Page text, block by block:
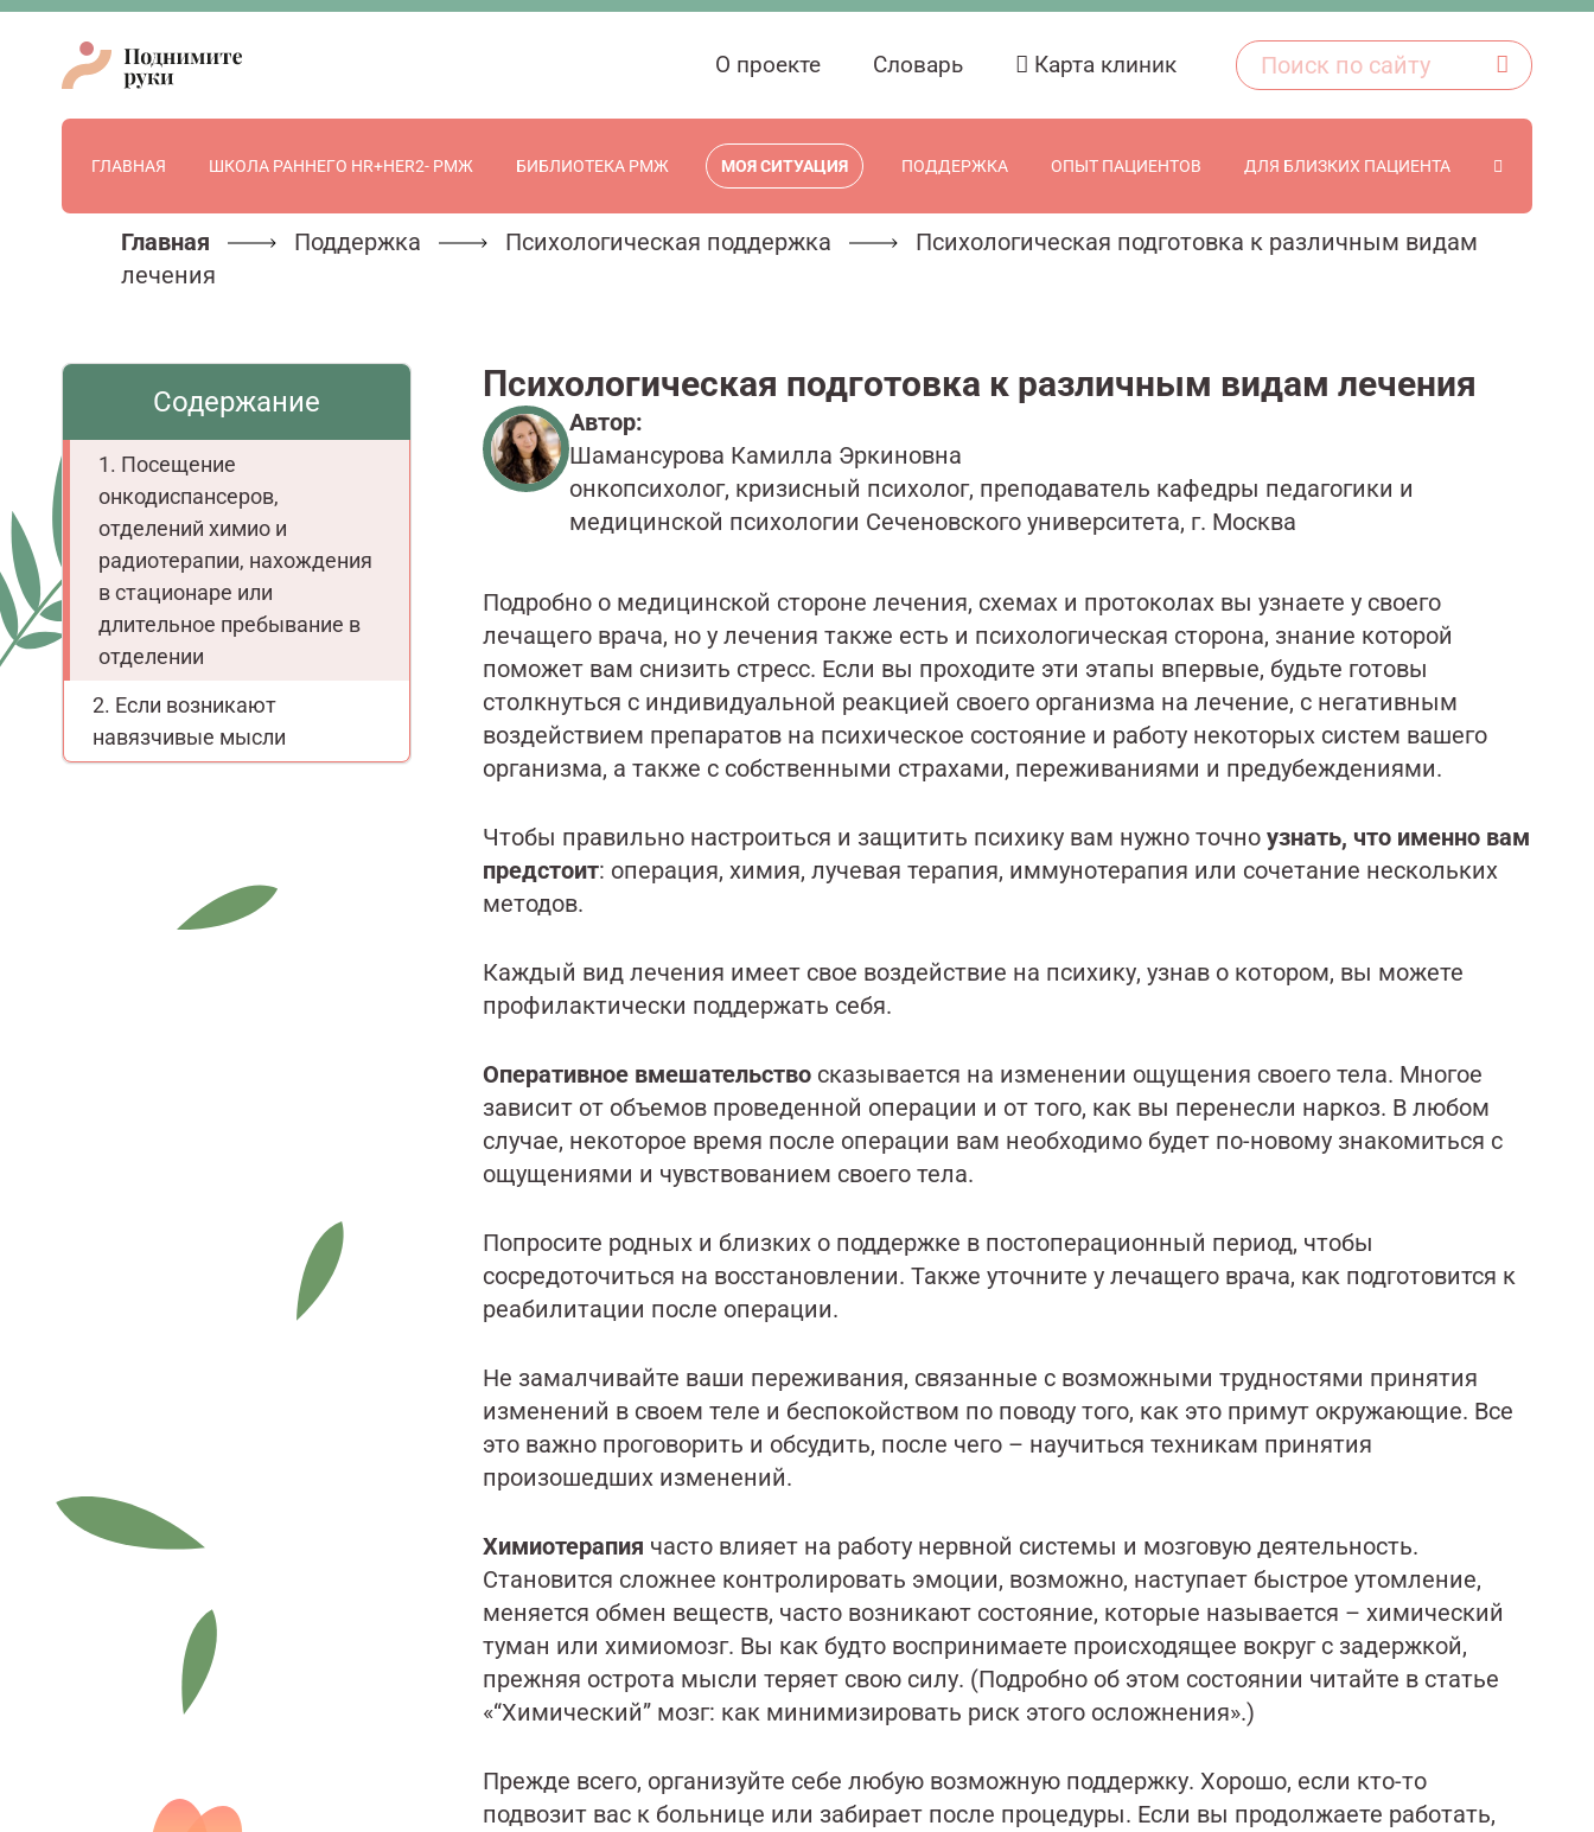
О проекте Словарь Карта клиник
ГЛАВНАЯ ШКОЛА РАННЕГО HR+HER2- РМЖ БИБЛИОТЕКА РМЖ МОЯ СИТУАЦИЯ ПОДДЕРЖКА ОПЫТ ПАЦИЕНТОВ ДЛЯ БЛИЗКИХ ПАЦИЕНТА
Главная Поддержка Психологическая поддержка
Психологическая подготовка к различным видам
лечения
Содержание
Посещение
онкодиспансеров,
отделений химио и
радиотерапии, нахождения
в стационаре или
длительное пребывание в
отделении
Если возникают
навязчивые мысли
Психологическая подготовка к различным видам лечения
Автор:
Шамансурова Камилла Эркиновна
онкопсихолог, кризисный психолог, преподаватель кафедры педагогики и
медицинской психологии Сеченовского университета, г. Москва
Подробно о медицинской стороне лечения, схемах и протоколах вы узнаете у своего
лечащего врача, но у лечения также есть и психологическая сторона, знание которой
поможет вам снизить стресс. Если вы проходите эти этапы впервые, будьте готовы
столкнуться с индивидуальной реакцией своего организма на лечение, с негативным
воздействием препаратов на психическое состояние и работу некоторых систем вашего
организма, а также с собственными страхами, переживаниями и предубеждениями.
Чтобы правильно настроиться и защитить психику вам нужно точно узнать, что именно вам
предстоит: операция, химия, лучевая терапия, иммунотерапия или сочетание нескольких
методов.
Каждый вид лечения имеет свое воздействие на психику, узнав о котором, вы можете
профилактически поддержать себя.
Оперативное вмешательство сказывается на изменении ощущения своего тела. Многое
зависит от объемов проведенной операции и от того, как вы перенесли наркоз. В любом
случае, некоторое время после операции вам необходимо будет по-новому знакомиться с
ощущениями и чувствованием своего тела.
Попросите родных и близких о поддержке в постоперационный период, чтобы
сосредоточиться на восстановлении. Также уточните у лечащего врача, как подготовится к
реабилитации после операции.
Не замалчивайте ваши переживания, связанные с возможными трудностями принятия
изменений в своем теле и беспокойством по поводу того, как это примут окружающие. Все
это важно проговорить и обсудить, после чего – научиться техникам принятия
произошедших изменений.
Химиотерапия часто влияет на работу нервной системы и мозговую деятельность.
Становится сложнее контролировать эмоции, возможно, наступает быстрое утомление,
меняется обмен веществ, часто возникают состояние, которые называется – химический
туман или химиомозг. Вы как будто воспринимаете происходящее вокруг с задержкой,
прежняя острота мысли теряет свою силу. (Подробно об этом состоянии читайте в статье
«“Химический” мозг: как минимизировать риск этого осложнения».)
Прежде всего, организуйте себе любую возможную поддержку. Хорошо, если кто-то
подвозит вас к больнице или забирает после процедуры. Если вы продолжаете работать,